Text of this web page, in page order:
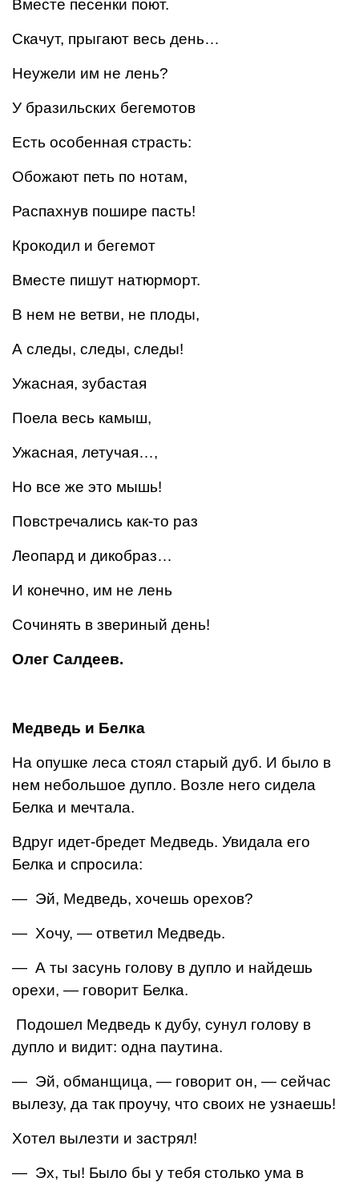
Вместе песенки поют.
Скачут, прыгают весь день…
Неужели им не лень?
У бразильских бегемотов
Есть особенная страсть:
Обожают петь по нотам,
Распахнув пошире пасть!
Крокодил и бегемот
Вместе пишут натюрморт.
В нем не ветви, не плоды,
А следы, следы, следы!
Ужасная, зубастая
Поела весь камыш,
Ужасная, летучая…,
Но все же это мышь!
Повстречались как-то раз
Леопард и дикобраз…
И конечно, им не лень
Сочинять в звериный день!
Олег Салдеев.
Медведь и Белка
На опушке леса стоял ста­рый дуб. И было в
нем неболь­шое дупло. Возле него сидела
Белка и мечтала.
Вдруг идет-бредет Медведь. Увидала его
Белка и спросила:
— Эй, Медведь, хочешь орехов?
— Хочу, — ответил Медведь.
— А ты засунь голову в дупло и найдешь
орехи, — говорит Белка.
Подошел Медведь к дубу, сунул голову в
дупло и видит: одна паутина.
— Эй, обманщица, — говорит он, — сейчас
вылезу, да так про­учу, что своих не узнаешь!
Хотел вылезти и застрял!
— Эх, ты! Было бы у тебя столько ума в